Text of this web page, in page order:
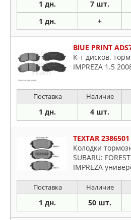
1 дн. 7 шт.
1 дн. +
BlUE PRINT
К-т дисков.
IMPREZA 1.5
Поставка Наличие
1 дн. 4 шт.
TEXTAR 2386501
Колодки
SUBARU:
IMPREZA
Поставка Наличие
1 дн. 50 шт.